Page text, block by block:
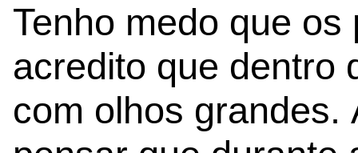
Tenho medo que
acredito que dentro
com olhos grandes.